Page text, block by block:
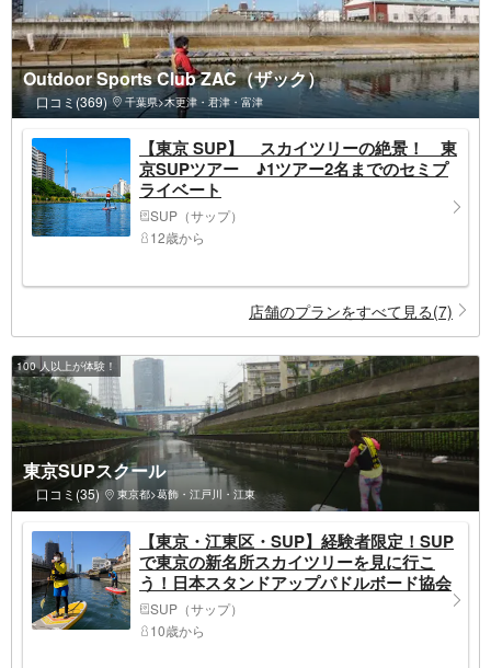
Outdoor Sports Club ZAC（ザック）
口コミ(369) 千葉県>木更津・君津・富津
【東京 SUP】 スカイツリーの絶景！ 東
京SUPツアー ♪1ツアー2名までのセミプ
ライベート
SUP（サップ）
12歳から
店舗のプランをすべて見る(7)
100 人以上が体験！
東京SUPスクール
口コミ(35) 東京都>葛飾・江戸川・江東
【東京・江東区・SUP】経験者限定！SUP
で東京の新名所スカイツリーを見に行こ
う！日本スタンドアップパドルボード協会
公認
SUP（サップ）
10歳から